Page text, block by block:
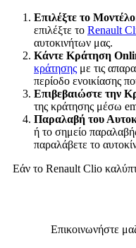
Επιλέξτε το Μοντέλο
επιλέξτε το Renault
αυτοκινήτων μας.
Κάντε Κράτηση
κράτησης με τις
περίοδο ενοικίασης
Επιβεβαιώστε την
της κράτησης μέσω
Παραλαβή του
ή το σημείο
παραλάβετε το
Εάν το Renault Clio
Επικοινωνήστε